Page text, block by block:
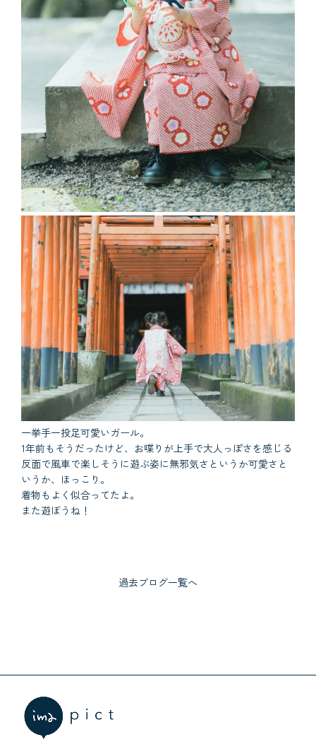
一挙手一投足可愛いガール。
1年前もそうだったけど、お喋りが上手で大人っぽさを感じる
反面で風車で楽しそうに遊ぶ姿に無邪気さというか可愛さと
いうか、ほっこり。
着物もよく似合ってたよ。
また遊ぼうね！
過去ブログ一覧へ